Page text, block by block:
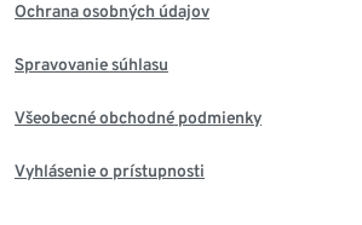
Ochrana osobných údajov
Spravovanie súhlasu
Všeobecné obchodné podmienky
Vyhlásenie o prístupnosti